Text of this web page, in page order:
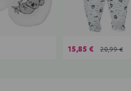
15,85 € 20,99 €